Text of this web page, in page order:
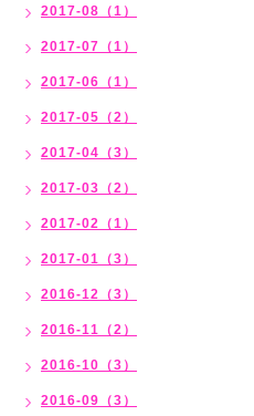
2017-08（1）
2017-07（1）
2017-06（1）
2017-05（2）
2017-04（3）
2017-03（2）
2017-02（1）
2017-01（3）
2016-12（3）
2016-11（2）
2016-10（3）
2016-09（3）